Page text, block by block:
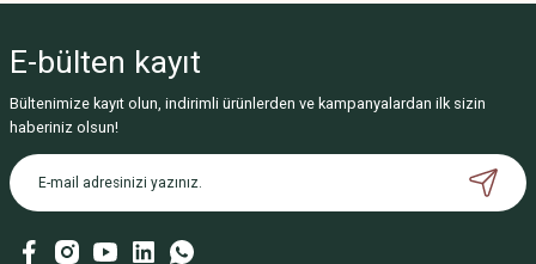
E-bülten kayıt
Bültenimize kayıt olun, indirimli ürünlerden ve kampanyalardan ilk sizin
haberiniz olsun!